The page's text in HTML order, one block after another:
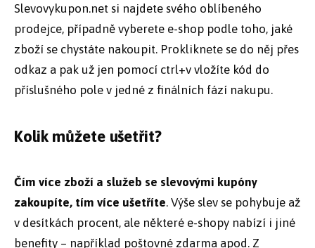
Slevovykupon.net si najdete svého oblíbeného
prodejce, případně vyberete e-shop podle toho, jaké
zboží se chystáte nakoupit. Prokliknete se do něj přes
odkaz a pak už jen pomocí ctrl+v vložíte kód do
příslušného pole v jedné z finálních fází nakupu.
Kolik můžete ušetřit?
Čím více zboží a služeb se slevovými kupóny
zakoupíte, tím více ušetříte. Výše slev se pohybuje až
v desítkách procent, ale některé e-shopy nabízí i jiné
benefity – například poštovné zdarma apod. Z